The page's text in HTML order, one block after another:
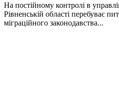
На постійному контролі в
Рівненській області перебуває
міграційного законодавства...